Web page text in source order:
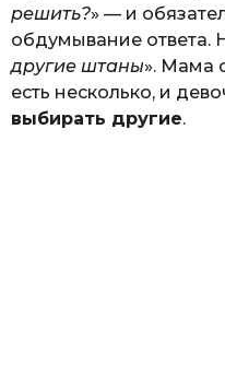
решить?» — и
обдумывание ответа.
другие штаны». Мама
есть несколько, и
выбирать другие.